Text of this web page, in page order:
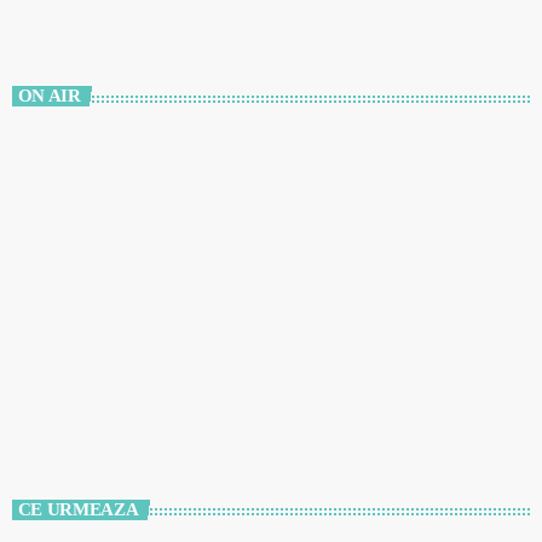
ON AIR
CE URMEAZA